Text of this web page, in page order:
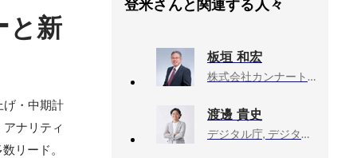
と新
げ・中期計
ナリティ
リード。
登米さんと関連する人々
板垣 和宏
株式会社カンナート, 取締役
渡邊 貴史
デジタル庁, デジタル推進委員